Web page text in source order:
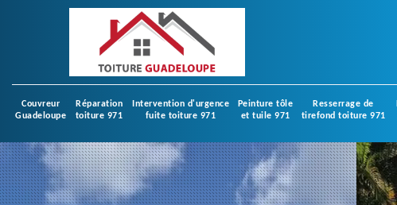
Couvreur
Guadeloupe
Réparation
toiture 971
Intervention d'urgence
fuite toiture 971
Peinture tôle
et tuile 971
Resserrage de
tirefond toiture 971